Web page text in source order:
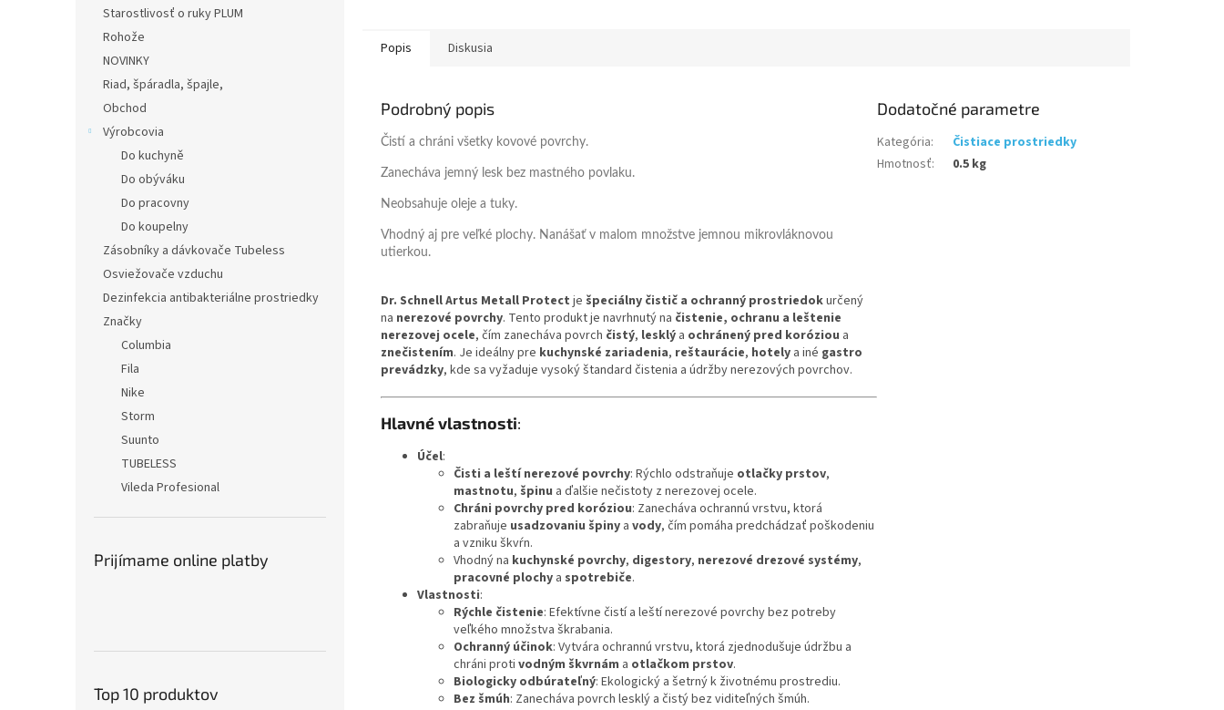
Starostlivosť o ruky PLUM
Rohože
NOVINKY
Riad, špáradla, špajle,
Obchod
Výrobcovia
Do kuchyně
Do obýváku
Do pracovny
Do koupelny
Zásobníky a dávkovače Tubeless
Osviežovače vzduchu
Dezinfekcia antibakteriálne prostriedky
Značky
Columbia
Fila
Nike
Storm
Suunto
TUBELESS
Vileda Profesional
Prijímame online platby
Top 10 produktov
Popis Diskusia
Podrobný popis
Čistí a chráni všetky kovové povrchy.
Zanecháva jemný lesk bez mastného povlaku.
Neobsahuje oleje a tuky.
Vhodný aj pre veľké plochy. Nanášať v malom množstve jemnou mikrovláknovou
utierkou.
Dr. Schnell Artus Metall Protect je špeciálny čistič a ochranný prostriedokurčený
na nerezové povrchy. Tento produkt je navrhnutý na čistenie, ochranu a leštenie
nerezovej ocele, čím zanecháva povrch čistý, lesklý a ochránený pred koróziou a
znečistením. Je ideálny pre kuchynské zariadenia, reštaurácie, hotely a iné gastro
prevádzky, kde sa vyžaduje vysoký štandard čistenia a údržby nerezových povrchov.
Hlavné vlastnosti:
Účel:
Čisti a leští nerezové povrchy: Rýchlo odstraňuje otlačky prstov,
mastnotu, špinu a ďalšie nečistoty z nerezovej ocele.
Chráni povrchy pred koróziou: Zanecháva ochrannú vrstvu, ktorá
zabraňuje usadzovaniu špiny a vody, čím pomáha predchádzať poškodeniu
a vzniku škvŕn.
Vhodný na kuchynské povrchy, digestory, nerezové drezové systémy,
pracovné plochy a spotrebiče.
Vlastnosti:
Rýchle čistenie: Efektívne čistí a leští nerezové povrchy bez potreby
veľkého množstva škrabania.
Ochranný účinok: Vytvára ochrannú vrstvu, ktorá zjednodušuje údržbu a
chráni proti vodným škvrnám a otlačkom prstov.
Biologicky odbúrateľný: Ekologický a šetrný k životnému prostrediu.
Bez šmúh: Zanecháva povrch lesklý a čistý bez viditeľných šmúh.
Dodatočné parametre
Kategória:
Čistiace prostriedky
Hmotnosť: 0.5 kg